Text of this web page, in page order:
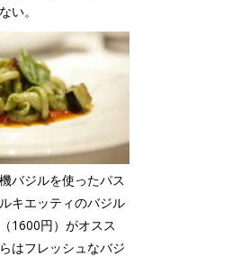
い。
バジルを使ったパス
キエッティのバジル
1600円）がオスス
はフレッシュなバジ